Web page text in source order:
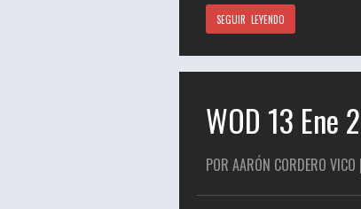
SEGUIR LEYENDO
WOD 13 Ene
POR AARÓN CORDERO VICO